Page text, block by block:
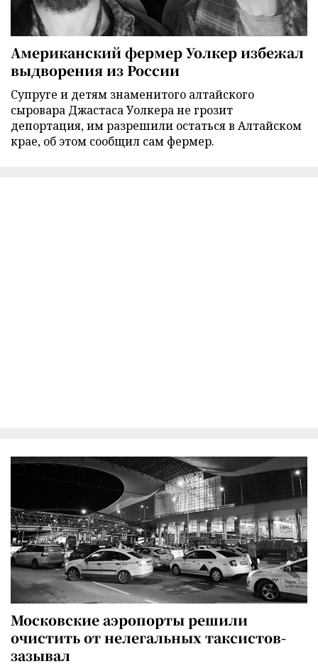
Американский фермер Уолкер избежал
выдворения из России
Супруге и детям знаменитого алтайского
сыровара Джастаса Уолкера не грозит
депортация, им разрешили остаться в Алтайском
крае, об этом сообщил сам фермер.
Московские аэропорты решили
очистить от нелегальных таксистов-
зазывал